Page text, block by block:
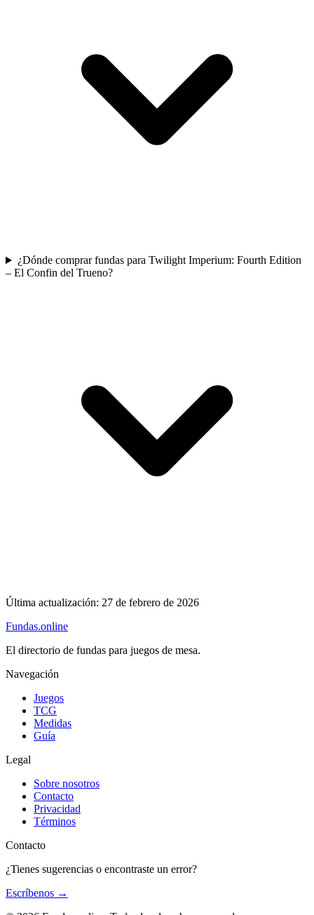
¿Dónde comprar fundas para Twilight Imperium: Fourth Edition
– El Confin del Trueno?
Última actualización: 27 de febrero de 2026
Fundas.online
El directorio de fundas para juegos de mesa.
Navegación
Juegos
TCG
Medidas
Guía
Legal
Sobre nosotros
Contacto
Privacidad
Términos
Contacto
¿Tienes sugerencias o encontraste un error?
Escríbenos →